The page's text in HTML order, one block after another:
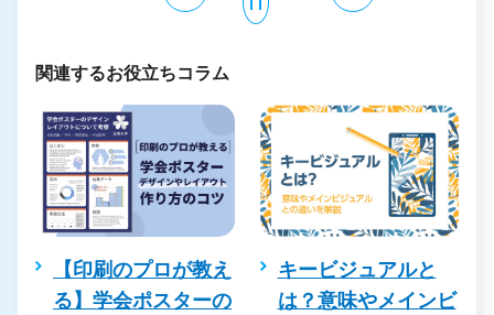
関連するお役立ちコラム
【印刷のプロが教え
る】学会ポスターの
キービジュアルと
は？意味やメインビ